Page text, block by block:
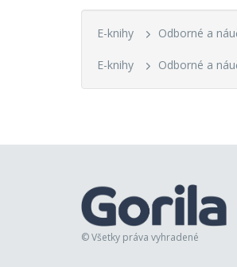
E-knihy Odborné a
E-knihy Odborné a
© Všetky práva vyhradené